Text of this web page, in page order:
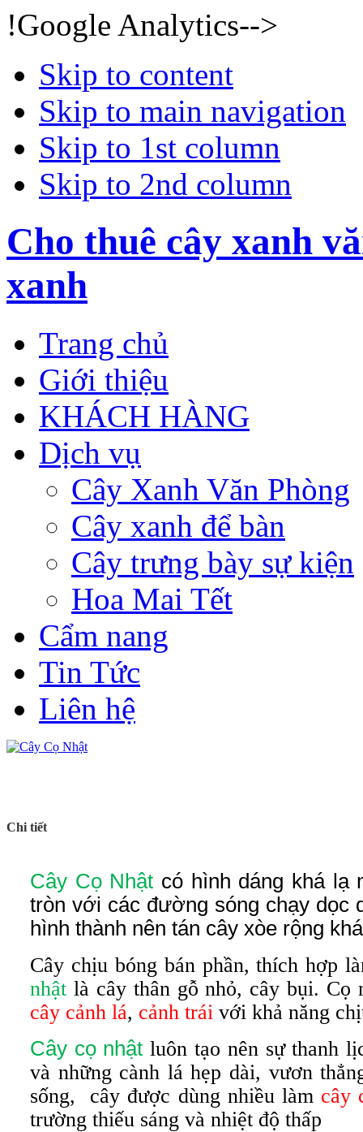
!Google Analytics-->
Skip to content
Skip to main navigation
Skip to 1st column
Skip to 2nd column
Cho thuê cây xanh
xanh
Trang chủ
Giới thiệu
KHÁCH HÀNG
Dịch vụ
Cây Xanh Văn Phòng
Cây xanh để bàn
Cây trưng bày sự kiện
Hoa Mai Tết
Cẩm nang
Tin Tức
Liên hệ
Chi tiết
Cây Cọ Nhật có hình dáng khá lạ
tròn với các đường sóng chạy dọc
hình thành nên tán cây xòe rộng
Cây chịu bóng bán phần, thích hợp
nhậtlà cây thân gỗ nhỏ, cây bụi. Cọ
cây cảnh lá, cảnh tráivới khả năng
Cây cọ nhật luôn tạo nên sự thanh
và những cành lá hẹp dài, vươn
sống, cây được dùng nhiều làm cây
trường thiếu sáng và nhiệt độ thấp